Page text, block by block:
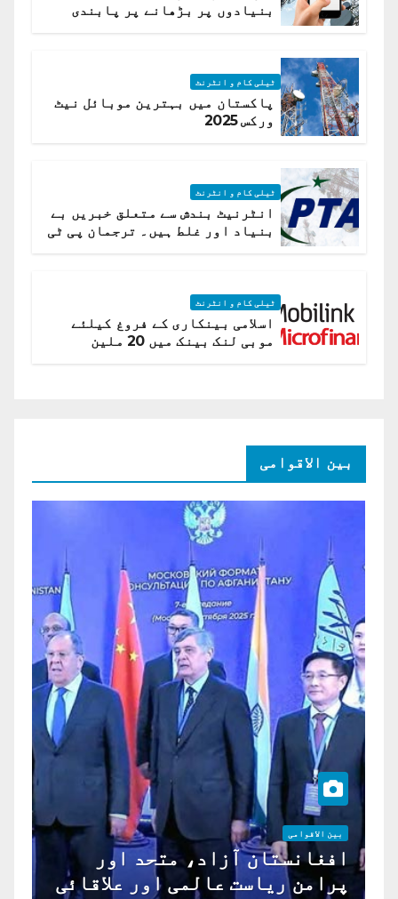
بنیادوں پر بڑھانے پر پابندی
ٹیلی کام و انٹرنٹ
پاکستان میں بہترین موبائل نیٹ
ورکس 2025
ٹیلی کام و انٹرنٹ
انٹرنیٹ بندش سے متعلق خبریں بے
بنیاد اور غلط ہیں۔ ترجمان پی ٹی
ٹیلی کام و انٹرنٹ
اسلامی بینکاری کے فروغ کیلئے
موبی لنک بینک میں 20 ملین
بین الاقوامی
بین الاقوامی
افغانستان آزاد، متحد اور
پرامن ریاست عالمی اور علاقائی